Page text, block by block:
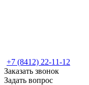
+7 (8412) 22-11-12
Заказать звонок
Задать вопрос